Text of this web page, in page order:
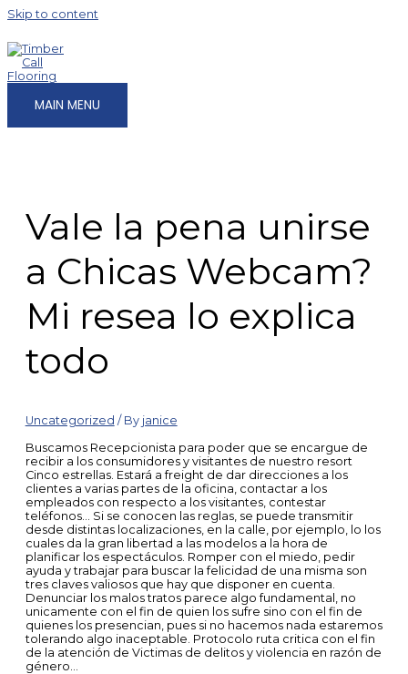
Skip to content
MAIN MENU
Vale la pena unirse
a Chicas Webcam?
Mi resea lo explica
todo
Uncategorized / By janice
Buscamos Recepcionista para poder que se encargue de
recibir a los consumidores y visitantes de nuestro resort
Cinco estrellas. Estará a freight de dar direcciones a los
clientes a varias partes de la oficina, contactar a los
empleados con respecto a los visitantes, contestar
teléfonos… Si se conocen las reglas, se puede transmitir
desde distintas localizaciones, en la calle, por ejemplo, lo los
cuales da la gran libertad a las modelos a la hora de
planificar los espectáculos. Romper con el miedo, pedir
ayuda y trabajar para buscar la felicidad de una misma son
tres claves valiosos que hay que disponer en cuenta.
Denunciar los malos tratos parece algo fundamental, no
unicamente con el fin de quien los sufre sino con el fin de
quienes los presencian, pues si no hacemos nada estaremos
tolerando algo inaceptable. Protocolo ruta critica con el fin
de la atención de Victimas de delitos y violencia en razón de
género…